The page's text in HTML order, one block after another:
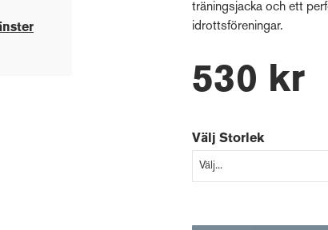
träningsjacka och ett
idrottsföreningar.
530 kr
Välj Storlek